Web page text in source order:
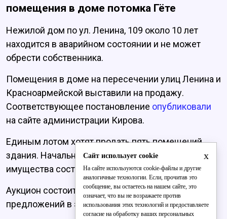
помещения в доме потомка Гёте
Нежилой дом по ул. Ленина, 109 около 10 лет
находится в аварийном состоянии и не может
обрести собственника.
Помещения в доме на пересечении улиц Ленина и
Красноармейской выставили на продажу.
Соответствующее постановление опубликовали
на сайте администрации Кирова.
Единым лотом хотят продать пять помещений
здания. Начальная стоимость продаваемого
имущества составляет 13 млн 62 тыс. рублей.
Аукцион состоится с открытой формой подачи
предложений в электронной форме.
x
Сайт использует cookie
На сайте используются cookie-файлы и другие
аналогичные технологии. Если, прочитав это
сообщение, вы остаетесь на нашем сайте, это
означает, что вы не возражаете против
использования этих технологий и предоставляете
согласие на обработку ваших персональных